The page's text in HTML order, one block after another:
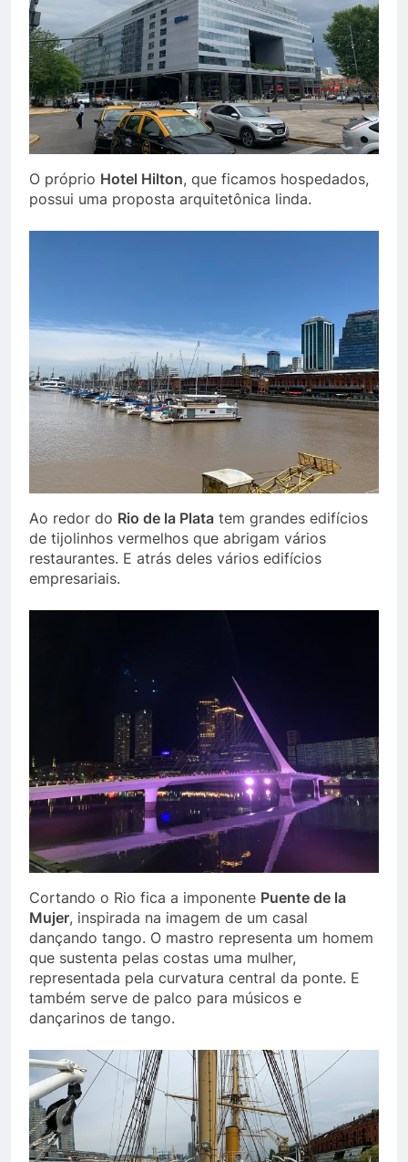
O próprio Hotel Hilton, que ficamos hospedados,
possui uma proposta arquitetônica linda.
Ao redor do Rio de la Plata tem grandes edifícios
de tijolinhos vermelhos que abrigam vários
restaurantes. E atrás deles vários edifícios
empresariais.
Cortando o Rio fica a imponente Puente de la
Mujer, inspirada na imagem de um casal
dançando tango. O mastro representa um homem
que sustenta pelas costas uma mulher,
representada pela curvatura central da ponte. E
também serve de palco para músicos e
dançarinos de tango.